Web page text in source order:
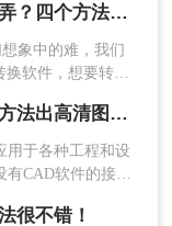
直接点击界面
要批量转换，
速的批量导入
cad多张图纸转成一个文件pdf怎么弄？四个方法帮你搞定！
象中的难，我们
软件，想要转换
大家讲讲cad转cad怎么转清晰的pdf？试试这四个方法出高清图纸！
用于各种工程和设
CAD软件的接收
便于查看和打
很不错！